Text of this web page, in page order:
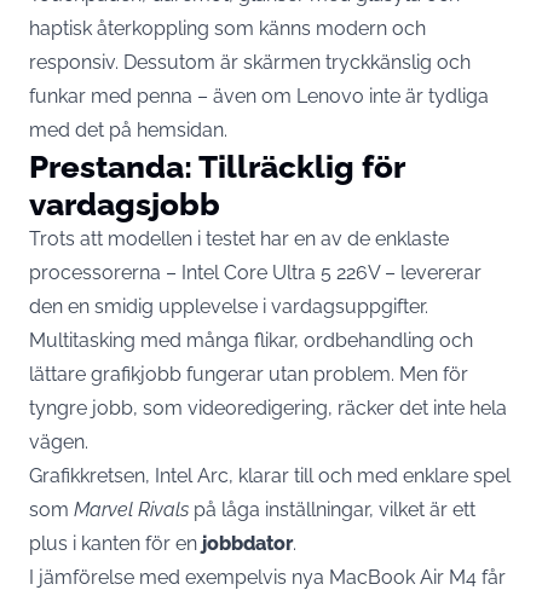
haptisk återkoppling som känns modern och
responsiv. Dessutom är skärmen tryckkänslig och
funkar med penna – även om Lenovo inte är tydliga
med det på hemsidan.
Prestanda: Tillräcklig för
vardagsjobb
Trots att modellen i testet har en av de enklaste
processorerna – Intel Core Ultra 5 226V – levererar
den en smidig upplevelse i vardagsuppgifter.
Multitasking med många flikar, ordbehandling och
lättare grafikjobb fungerar utan problem. Men för
tyngre jobb, som videoredigering, räcker det inte hela
vägen.
Grafikkretsen, Intel Arc, klarar till och med enklare spel
som Marvel Rivals på låga inställningar, vilket är ett
plus i kanten för en jobbdator.
I jämförelse med exempelvis nya MacBook Air M4 får